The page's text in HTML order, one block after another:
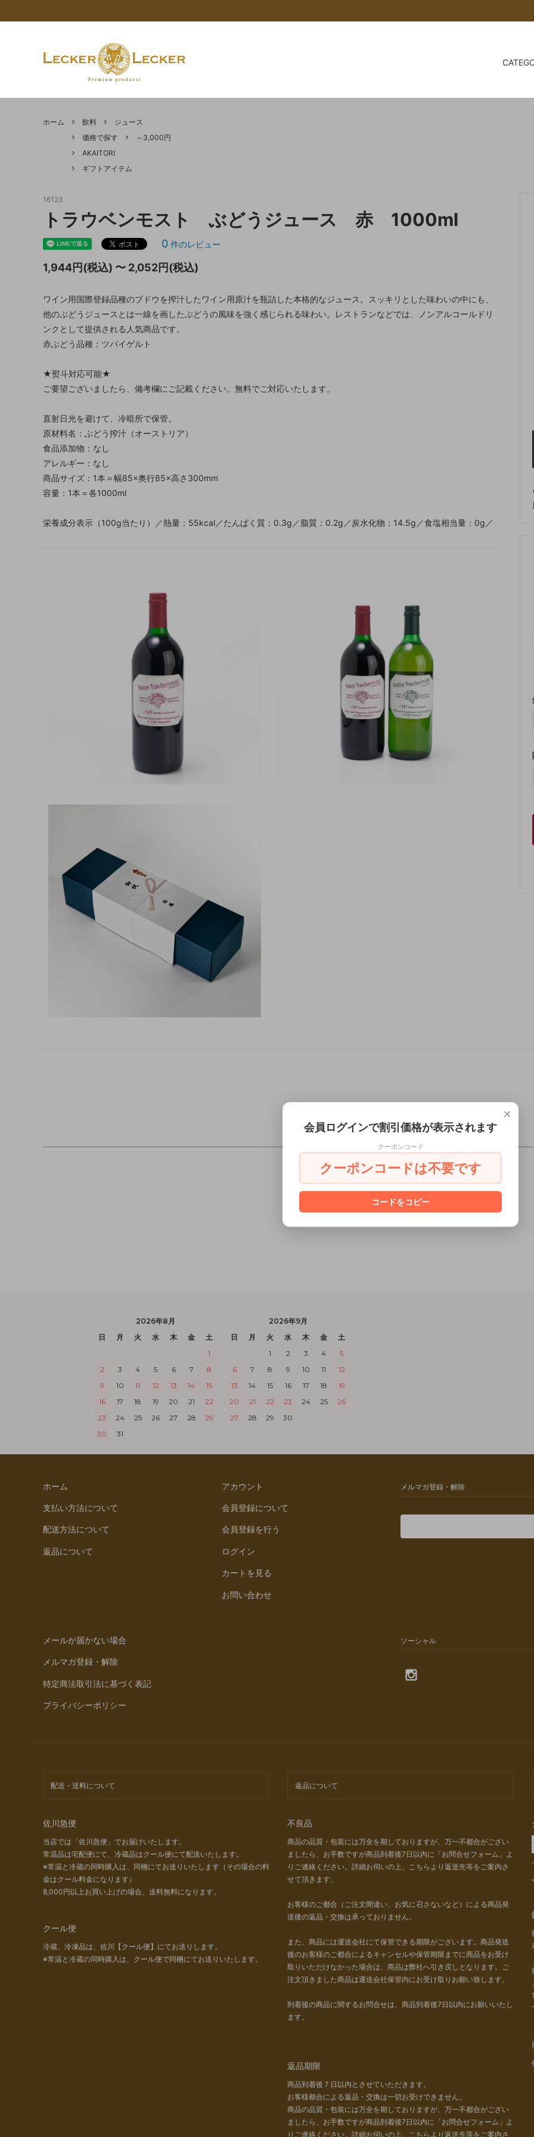
マロン 栗
シロップ
APTUNION
バレンタインギフト
【重要なお知らせ】年末年始休業期間に
ついて
クーベルチュールチョコレートとは 5Colours
COCOA Shop AKAITORI に
おいしいココアの入れ方～
ホーム 飲料
ジュース
価格で探す
～3,000円
AKAITORI
ギフトアイテム
16123
トラウベンモスト ぶどうジュース 赤 1000ml
0 件のレビュー
1,944円(税込) 〜 2,052円(税込)
ワイン用国際登録品種のブドウを搾汁したワイン用原汁を瓶詰した本格的なジュース。スッキリとした味わいの中にも、
他のぶどうジュースとは一線を画したぶどうの風味を強く感じられる味わい。レストランなどでは、ノンアルコールドリ
ンクとして提供される人気商品です。
赤ぶどう品種：ツバイゲルト
★熨斗対応可能★
ご要望ございましたら、備考欄にご記載ください。無料でご対応いたします。
直射日光を避けて、冷暗所で保管。
原材料名：ぶどう搾汁（オーストリア）
食品添加物：なし
アレルギー：なし
商品サイズ：1本＝幅85×奥行85×高さ300mm
容量：1本＝各1000ml
栄養成分表示（100g当たり）／熱量：55kcal／たんぱく質：0.3g／脂質：0.2g／炭水化物：14.5g／食塩相当量：0g／
レビュー
レビューを書く
2026年8月
日
月 火 水 木 金
土
1
2
3 4 5 6 7
8
9
10 11 12 13 14
15
16
17 18 19 20 21
22
23
24 25 26 27 28
29
30
31
2026年9月
日
月 火 水 木 金
土
1
2 3 4
5
6
7 8 9 10 11
12
13
14 15 16 17 18
19
20
21 22 23 24 25
26
27
28 29 30
メルマガ登録・解除
ホーム
支払い方法について
配送方法について
返品について
アカウント
会員登録について
会員登録を行う
ログイン
カートを見る
お問い合わせ
ソーシャル
メールが届かない場合
メルマガ登録・解除
特定商法取引法に基づく表記
プライバシーポリシー
配送・送料について
佐川急便
当店では「佐川急便」でお届けいたします。
常温品は宅配便にて、冷蔵品はクール便にて配送いたします。
※常温と冷蔵の同時購入は、同梱にてお送りいたします（その場合の料
金はクール料金になります）
8,000円以上お買い上げの場合、送料無料になります。
クール便
冷蔵、冷凍品は、佐川【クール便】にてお送りします。
※常温と冷蔵の同時購入は、クール便で同梱にてお送りいたします。
返品について
不良品
商品の品質・包装には万全を期しておりますが、万一不都合がござい
ましたら、お手数ですが商品到着後7日以内に「お問合せフォーム」よ
りご連絡ください。詳細お伺いの上、こちらより返送先等をご案内さ
せて頂きます。
お客様のご都合（ご注文間違い、お気に召さないなど）による商品発
送後の返品・交換は承っておりません。
また、商品には運送会社にて保管できる期限がございます。商品発送
後のお客様のご都合によるキャンセルや保管期限までに商品をお受け
取りいただけなかった場合は、商品は弊社へ引き戻しとなります。ご
注文頂きました商品は運送会社保管内にお受け取りお願い致します。
到着後の商品に関するお問合せは、商品到着後7日以内にお願いいたし
ます。
返品期限
商品到着後７日以内とさせていただきます。
お客様都合による返品・交換は一切お受けできません。
商品の品質・包装には万全を期しておりますが、万一不都合がござい
ましたら、お手数ですが商品到着後7日以内に「お問合せフォーム」よ
りご連絡ください。詳細お伺いの上、こちらより返送先等をご案内さ
×
会員ログインで割引価格が表示されます
クーポンコード
クーポンコードは不要です
コードをコピー